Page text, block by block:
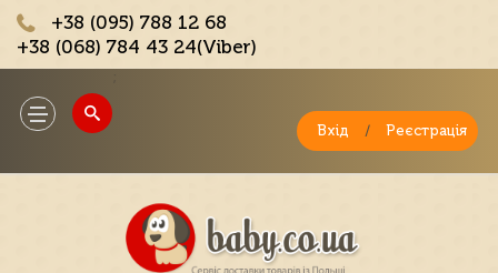
+38 (095) 788 12 68
+38 (068) 784 43 24(Viber)
Toggle
navigation
Вхід / Реєстрація